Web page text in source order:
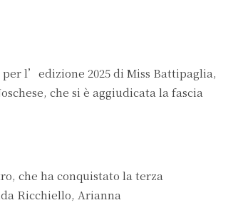
l’edizione 2025 di Miss Battipaglia,
che si è aggiudicata la fascia
che ha conquistato la terza
Ricchiello, Arianna